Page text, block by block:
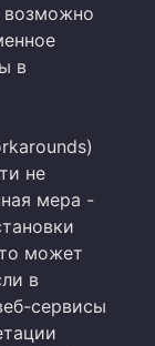
возможно
в
не
мера -
может
в
сервисы